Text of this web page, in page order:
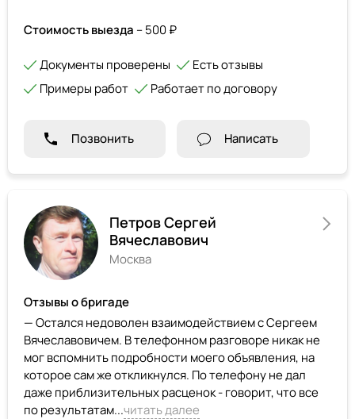
Стоимость выезда – 500 ₽
Документы проверены
Есть отзывы
Примеры работ
Работает по договору
Позвонить Написать
Петров Сергей
Вячеславович
Москва
Отзывы о бригаде
— Остался недоволен взаимодействием с Сергеем
Вячеславовичем. В телефонном разговоре никак не
мог вспомнить подробности моего объявления, на
которое сам же откликнулся. По телефону не дал
даже приблизительных расценок - говорит, что все
по результатам...читать далее